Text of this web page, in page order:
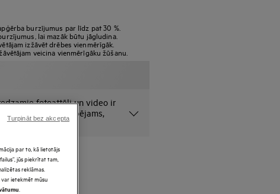
burzījumus par līdz pat 30 %.
lai mazāk būtu jāgludina.
izžāvēt drēbes vienmērīgāk.
veicina vienmērīgāku žūšanu.
fotoattēli un video ir
nolūkiem un, iespējams,
par to, kā lietotājs
jūs piekrītat tam,
reklāmas.
var ietekmēt mūsu
Turpināt bez akcepta